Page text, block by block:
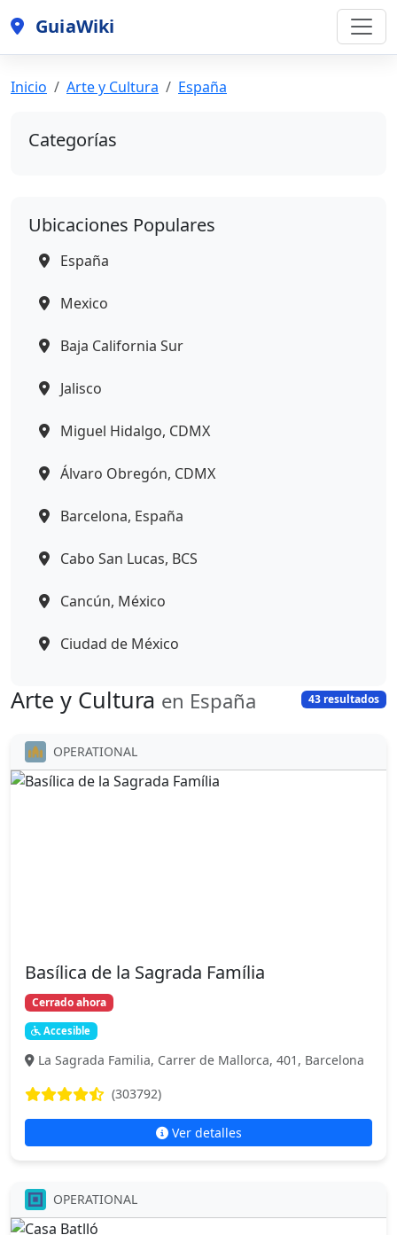
GuiaWiki
Inicio Arte y Cultura España
Categorías
Ubicaciones Populares
España
Mexico
Baja California Sur
Jalisco
Miguel Hidalgo, CDMX
Álvaro Obregón, CDMX
Barcelona, España
Cabo San Lucas, BCS
Cancún, México
Ciudad de México
Arte y Cultura en España 43 resultados
OPERATIONAL
Basílica de la Sagrada Família
Cerrado ahora
Accesible
La Sagrada Familia, Carrer de Mallorca, 401, Barcelona
(303792)
Ver detalles
OPERATIONAL